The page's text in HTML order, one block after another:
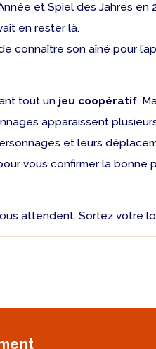
et Spiel des Jahres
en rester là.
connaître son aîné pour
tout un jeu coopératif.
apparaissent
et leurs
vous confirmer la
attendent. Sortez votre